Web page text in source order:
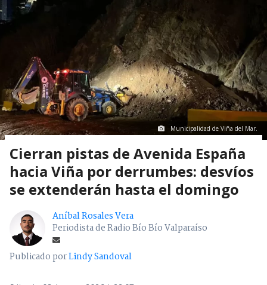
Municipalidad de Viña del Mar.
Cierran pistas de Avenida España
hacia Viña por derrumbes: desvíos
se extenderán hasta el domingo
Aníbal Rosales Vera
Periodista de Radio Bío Bío Valparaíso
Publicado porLindy Sandoval